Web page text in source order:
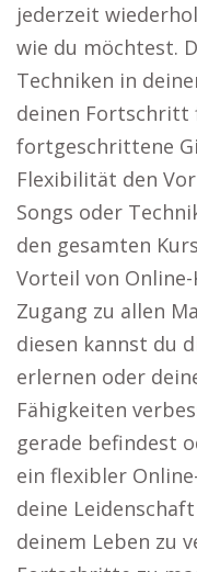
jederzeit
wie du möchtest.
Techniken in
deinen Fortschritt
fortgeschrittene
Flexibilität den
Songs oder
den gesamten
Vorteil von
Zugang zu allen
diesen kannst du
erlernen oder
Fähigkeiten
gerade befindest
ein flexibler
deine
deinem Leben zu